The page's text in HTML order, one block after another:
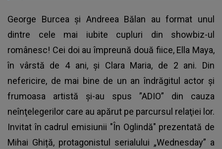
George Burcea și Andreea Bălan au format unul
dintre cele mai iubite cupluri din showbiz-ul
românesc! Cei doi au împreună două fiice, Ella Maya,
în vârstă de 4 ani, și Clara Maria, de 2 ani. Din
nefericire, de mai bine de un an îndrăgitul actor și
frumoasa artistă şi-au spus ”ADIO” din cauza
neînţelegerilor care au apărut pe parcursul relaţiei lor.
Invitat în cadrul emisiunii "În Oglindă" prezentată de
Mihai Ghiță, protagonistul serialului „Wednesday” a